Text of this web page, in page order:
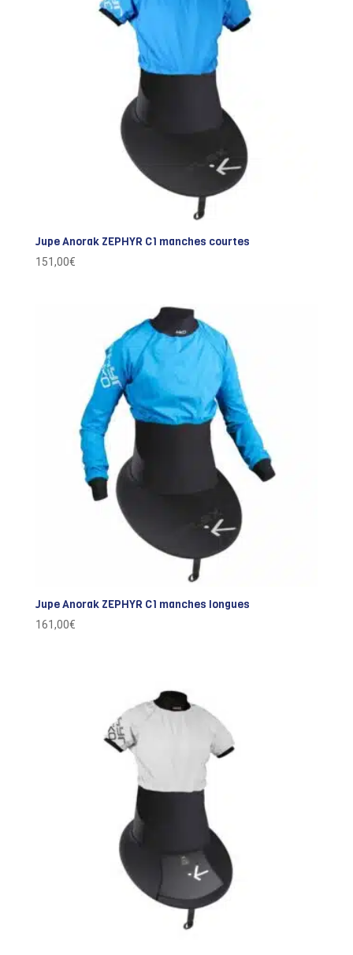
Jupe Anorak ZEPHYR C1 manches courtes
151,00€
Jupe Anorak ZEPHYR C1 manches longues
161,00€